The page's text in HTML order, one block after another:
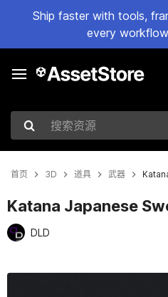
Ship faster with tools,
every
搜索资源
首页 3D 道具 武器
Katana Japanese
DLD